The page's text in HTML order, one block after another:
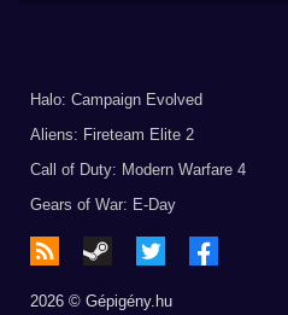
Halo: Campaign Evolved
Aliens: Fireteam Elite 2
Call of Duty: Modern Warfare 4
Gears of War: E-Day
2026 © Gépigény.hu